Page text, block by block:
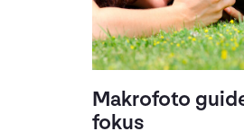
Makrofoto
fokus